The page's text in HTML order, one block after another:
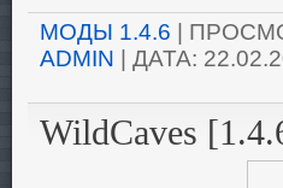
МОДЫ 1.4.6 |
ADMIN | ДАТА:
WildCaves